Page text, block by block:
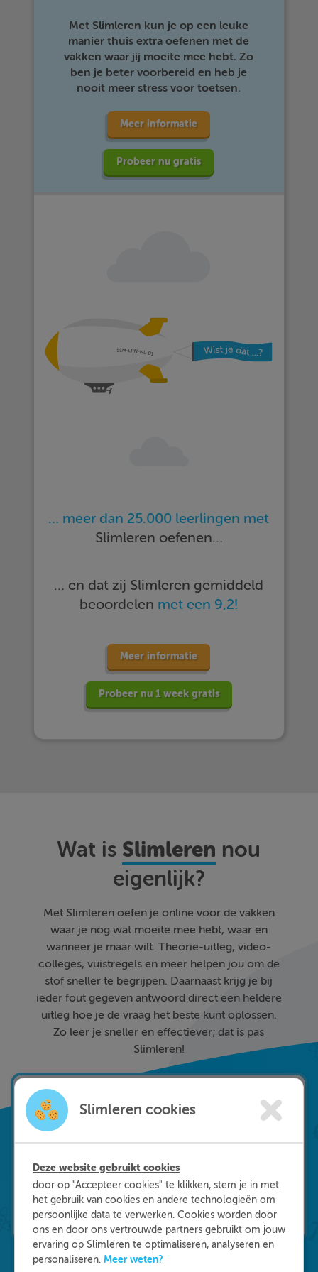
Met Slimleren kun je op een leuke
manier thuis extra oefenen met de
vakken waar jij moeite mee hebt. Zo
ben je beter voorbereid en heb je
nooit meer stress voor toetsen.
Meer informatie
Probeer nu gratis
… meer dan 25.000 leerlingen met
Slimleren oefenen…
… en dat zij Slimleren gemiddeld
beoordelen met een 9,2!
Meer informatie
Probeer nu 1 week gratis
Wat is Slimleren nou
eigenlijk?
Met Slimleren oefen je online voor de vakken
waar je nog wat moeite mee hebt, waar en
wanneer je maar wilt. Theorie-uitleg, video-
colleges, vuistregels en meer helpen jou om de
stof sneller te begrijpen. Daarnaast krijg je bij
ieder fout gegeven antwoord direct een heldere
uitleg hoe je de vraag het beste kunt oplossen.
Zo leer je sneller en effectiever; dat is pas
Slimleren!
Slimleren cookies
Deze website gebruikt cookies
door op "Accepteer cookies" te klikken, stem je in met
het gebruik van cookies en andere technologieën om
persoonlijke data te verwerken. Cookies worden door
ons en door ons vertrouwde partners gebruikt om jouw
ervaring op Slimleren te optimaliseren, analyseren en
personaliseren. Meer weten?